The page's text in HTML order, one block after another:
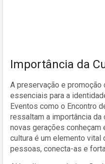
Importância da
A preservação e promoção
essenciais para a
Eventos como o Encontro
ressaltam a importância da
novas gerações conheçam
cultura é um elemento vital
pessoas, conecta-as e